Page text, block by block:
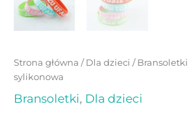
Strona główna /Dla dzieci /Bransoletki
sylikonowa
Bransoletki, Dla dzieci